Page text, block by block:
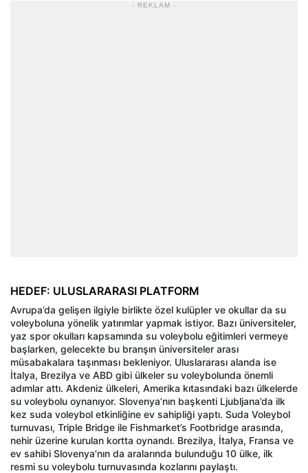
- REKLAM -
HEDEF: ULUSLARARASI PLATFORM
Avrupa’da gelişen ilgiyle birlikte özel kulüpler ve okullar da su
voleyboluna yönelik yatırımlar yapmak istiyor. Bazı üniversiteler,
yaz spor okulları kapsamında su voleybolu eğitimleri vermeye
başlarken, gelecekte bu branşın üniversiteler arası
müsabakalara taşınması bekleniyor. Uluslararası alanda ise
İtalya, Brezilya ve ABD gibi ülkeler su voleybolunda önemli
adımlar attı. Akdeniz ülkeleri, Amerika kıtasındaki bazı ülkelerde
su voleybolu oynanıyor. Slovenya’nın başkenti Ljubljana’da ilk
kez suda voleybol etkinliğine ev sahipliği yaptı. Suda Voleybol
turnuvası, Triple Bridge ile Fishmarket’s Footbridge arasında,
nehir üzerine kurulan kortta oynandı. Brezilya, İtalya, Fransa ve
ev sahibi Slovenya’nın da aralarında bulunduğu 10 ülke, ilk
resmi su voleybolu turnuvasında kozlarını paylaştı.